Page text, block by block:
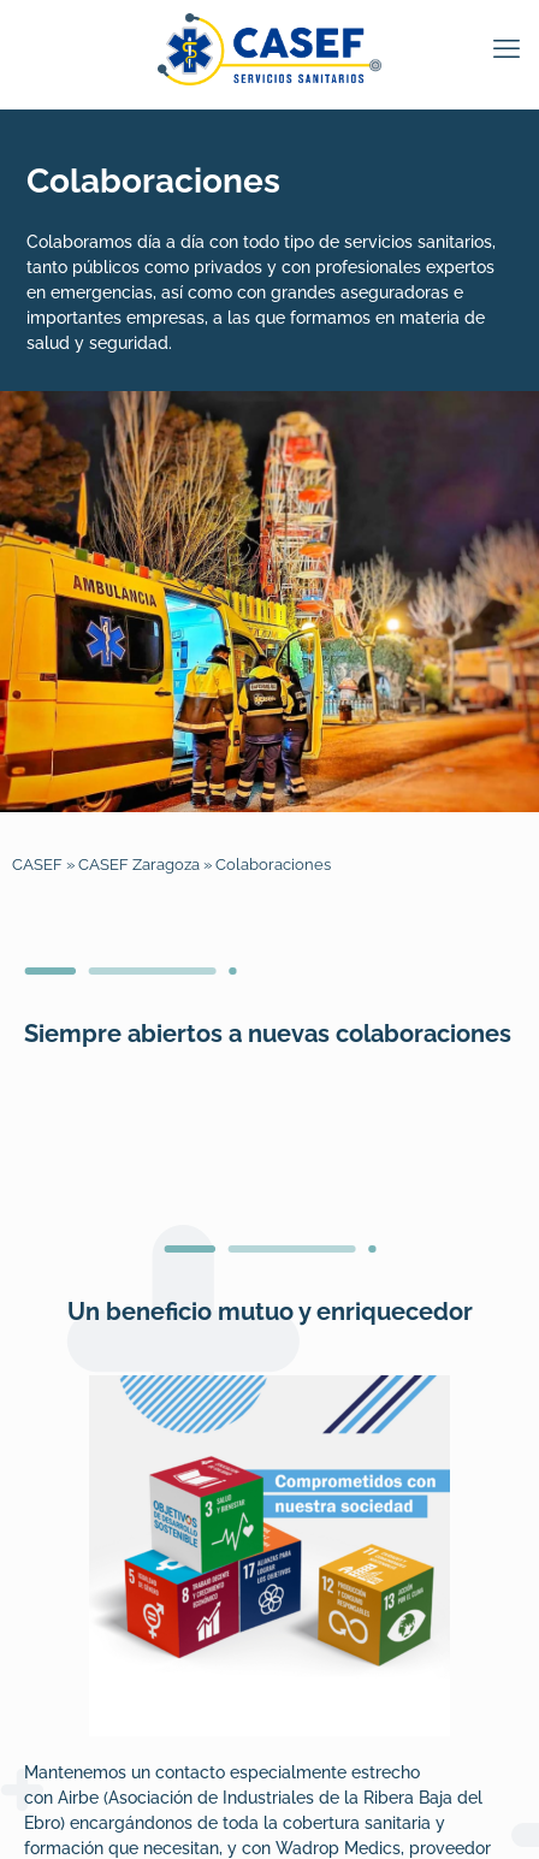
Colaboraciones
Colaboramos día a día con todo tipo de servicios sanitarios,
tanto públicos como privados y con profesionales expertos
en emergencias, así como con grandes aseguradoras e
importantes empresas, a las que formamos en materia de
salud y seguridad.
CASEF » CASEF Zaragoza » Colaboraciones
Siempre abiertos a nuevas colaboraciones
Un beneficio mutuo y enriquecedor
Mantenemos un contacto especialmente estrecho
con Airbe (Asociación de Industriales de la Ribera Baja del
Ebro) encargándonos de toda la cobertura sanitaria y
formación que necesitan, y con Wadrop Medics, proveedor